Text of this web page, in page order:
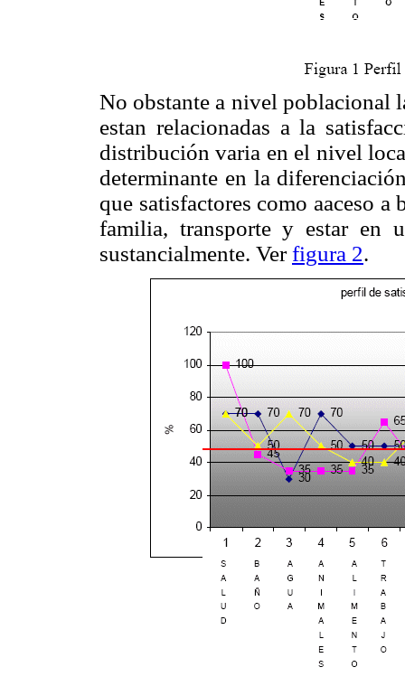
No obstante a nivel poblacional
estan relacionadas a la
distribución varia en el nivel
determinante en la
que satisfactores como aaceso a
familia, transporte y estar en
sustancialmente. Verfigura 2.